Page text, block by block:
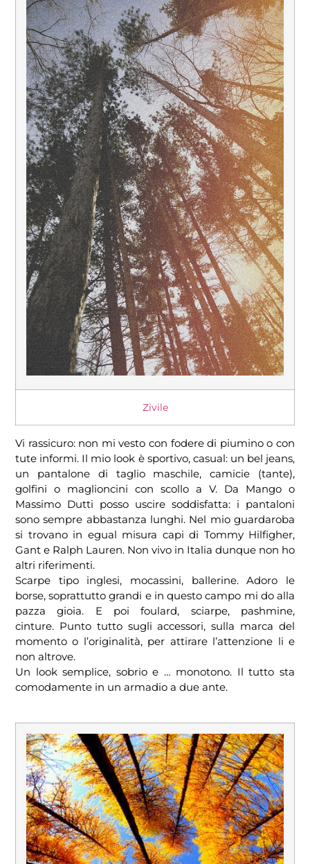
Zivile
Vi rassicuro: non mi vesto con fodere di piumino o con
tute informi. Il mio look è sportivo, casual: un bel jeans,
un pantalone di taglio maschile, camicie (tante),
golfini o maglioncini con scollo a V. Da Mango o
Massimo Dutti posso uscire soddisfatta: i pantaloni
sono sempre abbastanza lunghi. Nel mio guardaroba
si trovano in egual misura capi di Tommy Hilfigher,
Gant e Ralph Lauren. Non vivo in Italia dunque non ho
altri riferimenti.
Scarpe tipo inglesi, mocassini, ballerine. Adoro le
borse, soprattutto grandi e in questo campo mi do alla
pazza gioia. E poi foulard, sciarpe, pashmine,
cinture. Punto tutto sugli accessori, sulla marca del
momento o l’originalità, per attirare l’attenzione li e
non altrove.
Un look semplice, sobrio e … monotono. Il tutto sta
comodamente in un armadio a due ante.